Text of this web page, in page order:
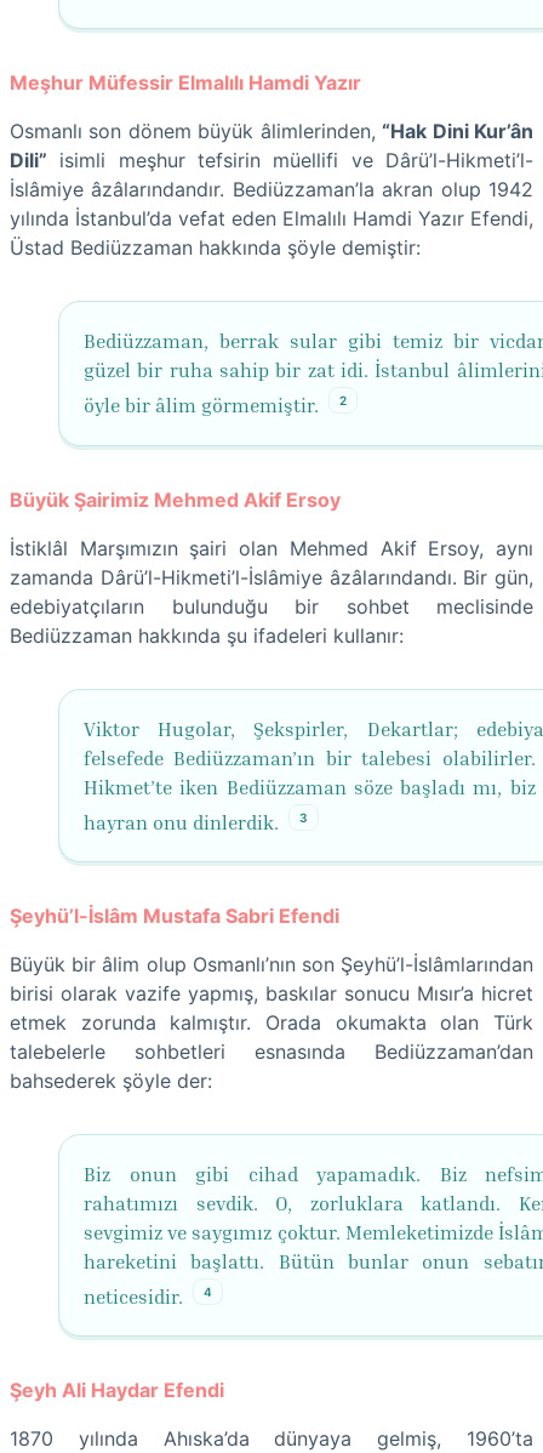
Meşhur Müfessir Elmalılı Hamdi Yazır
Osmanlı son dönem büyük âlimlerinden, “Hak Dini Kur’ân
Dili” isimli meşhur tefsirin müellifi ve Dârü’l-Hikmeti’l-
İslâmiye âzâlarındandır. Bediüzzaman’la akran olup 1942
yılında İstanbul’da vefat eden Elmalılı Hamdi Yazır Efendi,
Üstad Bediüzzaman hakkında şöyle demiştir:
Bediüzzaman, berrak sular gibi temiz bir
güzel bir ruha sahip bir zat idi. İstanbul
öyle bir âlim görmemiştir.
2
Büyük Şairimiz Mehmed Akif Ersoy
İstiklâl Marşımızın şairi olan Mehmed Akif Ersoy, aynı
zamanda Dârü’l-Hikmeti’l-İslâmiye âzâlarındandı. Bir gün,
edebiyatçıların bulunduğu bir sohbet meclisinde
Bediüzzaman hakkında şu ifadeleri kullanır:
Viktor Hugolar, Şekspirler, Dekartlar;
felsefede Bediüzzaman’ın bir talebesi olabilirler.
Hikmet’te iken Bediüzzaman söze başladı mı,
hayran onu dinlerdik.
3
Şeyhü’l-İslâm Mustafa Sabri Efendi
Büyük bir âlim olup Osmanlı’nın son Şeyhü’l-İslâmlarından
birisi olarak vazife yapmış, baskılar sonucu Mısır’a hicret
etmek zorunda kalmıştır. Orada okumakta olan Türk
talebelerle sohbetleri esnasında Bediüzzaman’dan
bahsederek şöyle der:
Biz onun gibi cihad yapamadık. Biz
rahatımızı sevdik. O, zorluklara katlandı.
sevgimiz ve saygımız çoktur. Memleketimizde
hareketini başlattı. Bütün bunlar onun
neticesidir.
4
Şeyh Ali Haydar Efendi
1870 yılında Ahıska’da dünyaya gelmiş, 1960’ta